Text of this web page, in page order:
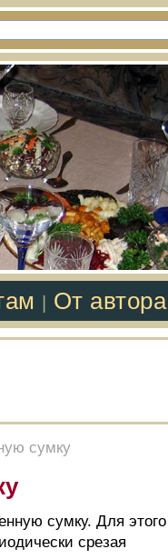
От автора
сумку
сумку. Для этого
срезая